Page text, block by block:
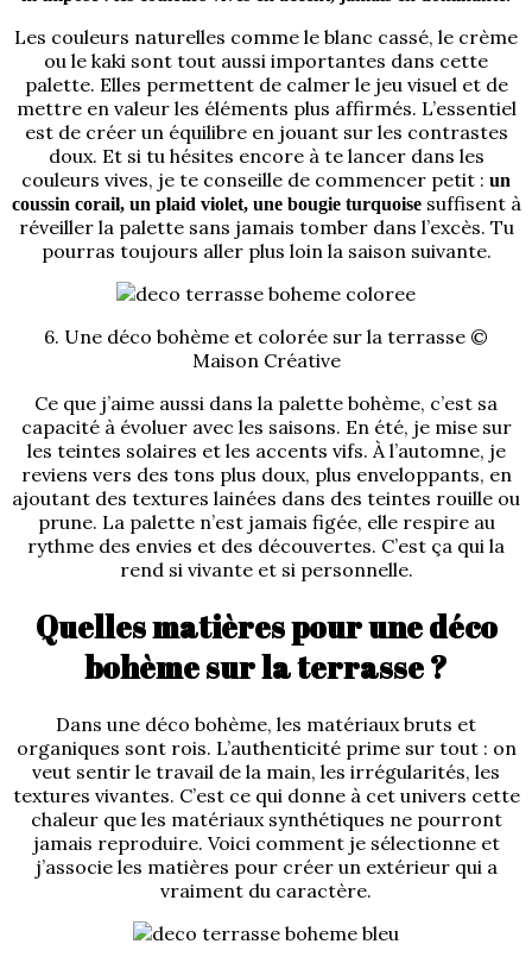
Les couleurs naturelles comme le blanc cassé, le crème
ou le kaki sont tout aussi importantes dans cette
palette. Elles permettent de calmer le jeu visuel et de
mettre en valeur les éléments plus affirmés. L’essentiel
est de créer un équilibre en jouant sur les contrastes
doux. Et si tu hésites encore à te lancer dans les
couleurs vives, je te conseille de commencer petit : un
coussin corail, un plaid violet, une bougie turquoisesuffisent à
réveiller la palette sans jamais tomber dans l’excès. Tu
pourras toujours aller plus loin la saison suivante.
6. Une déco bohème et colorée sur la terrasse ©
Maison Créative
Ce que j’aime aussi dans la palette bohème, c’est sa
capacité à évoluer avec les saisons. En été, je mise sur
les teintes solaires et les accents vifs. À l’automne, je
reviens vers des tons plus doux, plus enveloppants, en
ajoutant des textures lainées dans des teintes rouille ou
prune. La palette n’est jamais figée, elle respire au
rythme des envies et des découvertes. C’est ça qui la
rend si vivante et si personnelle.
Quelles matières pour une déco
bohème sur la terrasse ?
Dans une déco bohème, les matériaux bruts et
organiques sont rois. L’authenticité prime sur tout : on
veut sentir le travail de la main, les irrégularités, les
textures vivantes. C’est ce qui donne à cet univers cette
chaleur que les matériaux synthétiques ne pourront
jamais reproduire. Voici comment je sélectionne et
j’associe les matières pour créer un extérieur qui a
vraiment du caractère.